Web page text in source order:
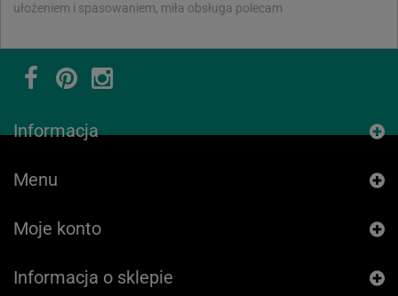
ułożeniem i spasowaniem, miła obsługa polecam
Informacja
Menu
Moje konto
Informacja o sklepie